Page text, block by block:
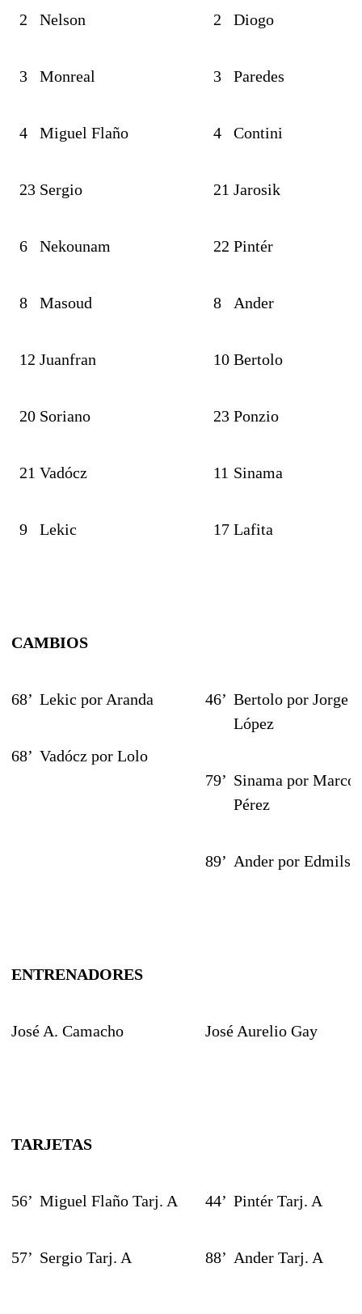
2 Nelson
3 Monreal
4 Miguel Flaño
23 Sergio
6 Nekounam
8 Masoud
12 Juanfran
20 Soriano
21 Vadócz
9 Lekic
2 Diogo
3 Paredes
4 Contini
21 Jarosik
22 Pintér
8 Ander
10 Bertolo
23 Ponzio
11 Sinama
17 Lafita
CAMBIOS
68’ Lekic por Aranda
68’ Vadócz por Lolo
46’ Bertolo por Jorge
López
79’ Sinama por Marco
Pérez
89’ Ander por
ENTRENADORES
José A. Camacho José Aurelio Gay
TARJETAS
56’ Miguel Flaño Tarj. A
57’ Sergio Tarj. A
44’ Pintér Tarj. A
88’ Ander Tarj. A